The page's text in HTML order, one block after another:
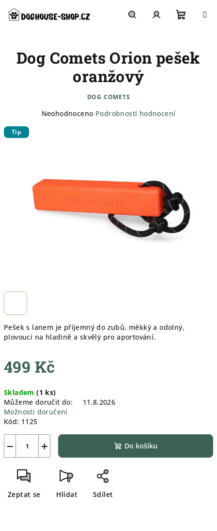
obsah
košík
Pešek s lanem je příjemný do zubů, měkký a odolný,
plovoucí na hladině a skvělý pro aportování.
499 Kč
cena:
Skladem(1 ks)
Můžeme doručit do:
11.8.2026
Možnosti doručení
Kód: 1125
+
− Do košíku
Zeptat se Hlídat Sdílet
Dog Comets Orion pešek
oranžový
DOG COMETS
Průměrné
hvězdiček.
Neohodnoceno Podrobnosti hodnocení
Tip